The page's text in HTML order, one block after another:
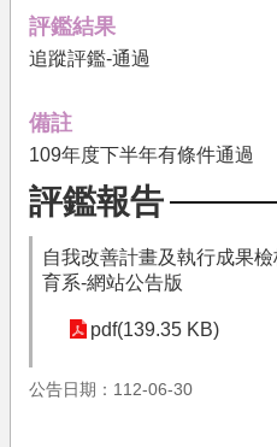
下
載
育
機
構
相
關
我
評鑑結果
追蹤評鑑-通過
備註
109年度下半年有條件通過
評鑑報告
自我改善計畫及執行成果
育系-網站公告版
pdf(139.35 KB)
公告日期：112-06-30